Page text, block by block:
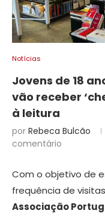
Notícias
Jovens de 18
vão receber
à leitura
por Rebeca Bulcão
comentário
Com o objetivo de
frequência de
Associação